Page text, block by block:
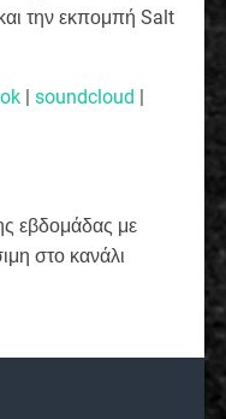
την εκπομπή Salt
| soundcloud |
εβδομάδας με
στο κανάλι